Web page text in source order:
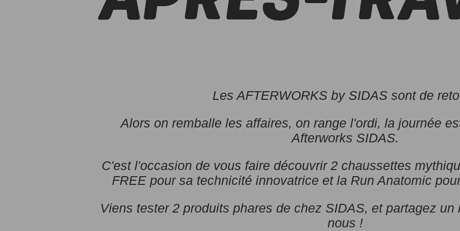
Les AFTERWORKS by SIDAS sont de
Alors on remballe les affaires, on range l'ordi, la journée
Afterworks SIDAS.
C'est l'occasion de vous faire découvrir 2 chaussettes
FREE pour sa technicité innovatrice et la Run Anatomic
Viens tester 2 produits phares de chez SIDAS, et partagez
nous !